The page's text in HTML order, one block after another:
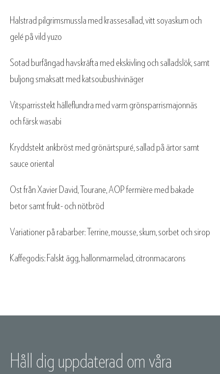
Halstrad pilgrimsmussla med krassesallad, vitt soyaskum och
gelé på vild yuzo
Sotad burfångad havskräfta med ekskivling och salladslök, samt
buljong smaksatt med katsoubushivinäger
Vitsparrisstekt hälleflundra med varm grönsparrismajonnäs
och färsk wasabi
Kryddstekt ankbröst med grönärtspuré, sallad på ärtor samt
sauce oriental
Ost från Xavier David, Tourane, AOP fermière med bakade
betor samt frukt- och nötbröd
Variationer på rabarber: Terrine, mousse, skum, sorbet och sirop
Kaffegodis: Falskt ägg, hallonmarmelad, citronmacarons
Håll dig uppdaterad om våra